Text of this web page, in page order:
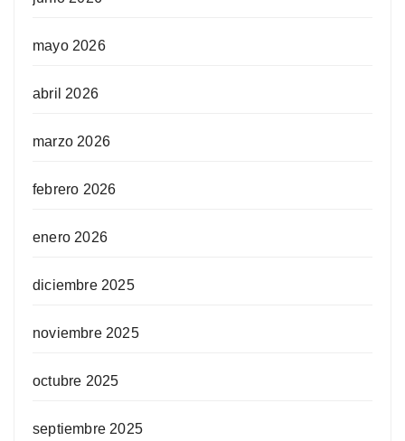
mayo 2026
abril 2026
marzo 2026
febrero 2026
enero 2026
diciembre 2025
noviembre 2025
octubre 2025
septiembre 2025